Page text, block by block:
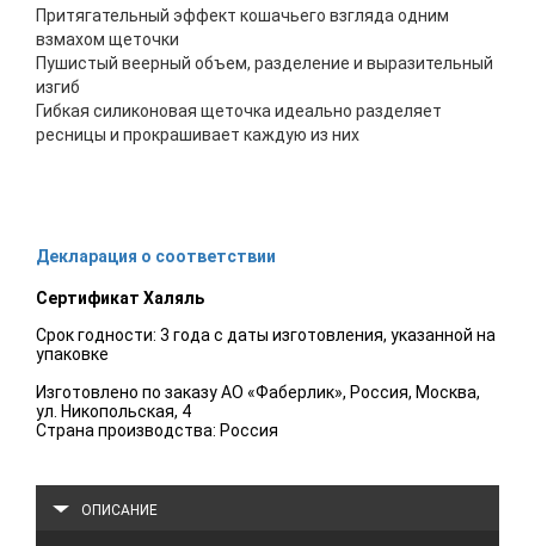
Притягательный эффект кошачьего взгляда одним
взмахом щеточки
Пушистый веерный объем, разделение и выразительный
изгиб
Гибкая силиконовая щеточка идеально разделяет
ресницы и прокрашивает каждую из них
Декларация о соответствии
Сертификат Халяль
Срок годности: 3 года с даты изготовления, указанной на
упаковке
Изготовлено по заказу АО «Фаберлик», Россия, Москва,
ул. Никопольская, 4
Страна производства: Россия
ОПИСАНИЕ